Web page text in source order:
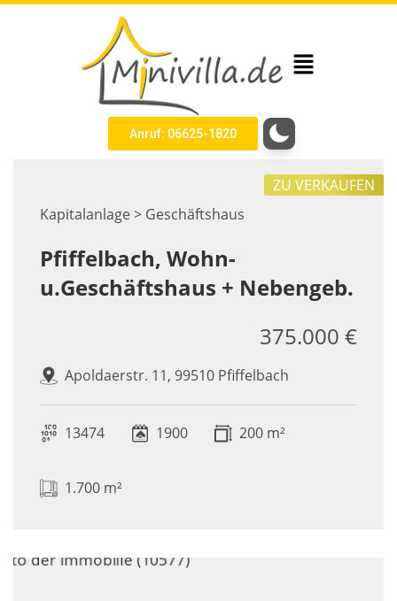
Anruf: 06625-1820
Kapitalanlage > Geschäftshaus
ZU VERKAUFEN
Pfiffelbach, Wohn-
u.Geschäftshaus + Nebengeb.
Apoldaerstr. 11, 99510 Pfiffelbach
375.000 €
13474 1900 200 m²
1.700 m²